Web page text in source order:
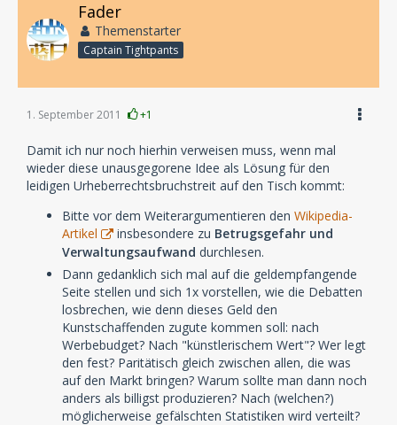
Fader
Themenstarter
Captain Tightpants
1. September 2011 +1
Damit ich nur noch hierhin verweisen muss, wenn mal
wieder diese unausgegorene Idee als Lösung für den
leidigen Urheberrechtsbruchstreit auf den Tisch kommt:
Bitte vor dem Weiterargumentieren den Wikipedia-
Artikel
insbesondere zu Betrugsgefahr und
Verwaltungsaufwand durchlesen.
Dann gedanklich sich mal auf die geldempfangende
Seite stellen und sich 1x vorstellen, wie die Debatten
losbrechen, wie denn dieses Geld den
Kunstschaffenden zugute kommen soll: nach
Werbebudget? Nach "künstlerischem Wert"? Wer legt
den fest? Paritätisch gleich zwischen allen, die was
auf den Markt bringen? Warum sollte man dann noch
anders als billigst produzieren? Nach (welchen?)
möglicherweise gefälschten Statistiken wird verteilt?